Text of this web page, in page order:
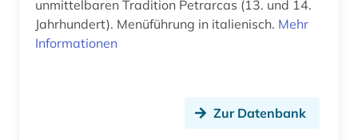
geschichte 1789-1870 (1)
geschichte 1800-1950 (1)
unmittelbaren Tradition Petrarcas (13. und 14.
Jahrhundert). Menüführung in italienisch. Mehr
Informationen
Zur Datenbank